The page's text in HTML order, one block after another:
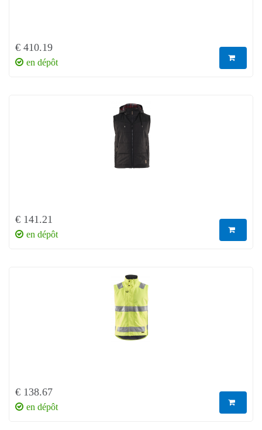
€ 410.19
en dépôt
€ 141.21
en dépôt
€ 138.67
en dépôt